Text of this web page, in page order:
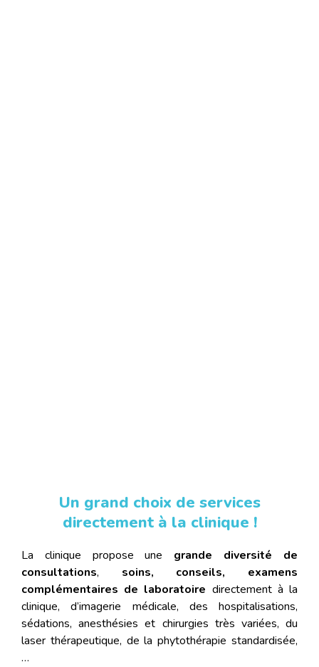
Un grand choix de services
directement à la clinique !
La clinique propose une grande diversité de
consultations, soins, conseils, examens
complémentaires de laboratoire directement à la
clinique, d’imagerie médicale, des hospitalisations,
sédations, anesthésies et chirurgies très variées, du
laser thérapeutique, de la phytothérapie standardisée,
…